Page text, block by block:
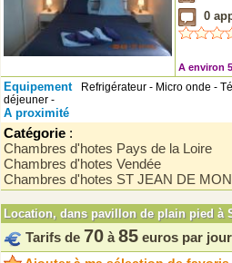
0
A environ
Equipement
Refrigérateur - Micro onde -
déjeuner -
A proximité
Catégorie :
Chambres d'hotes Pays de la Loire
Chambres d'hotes Vendée
Chambres d'hotes ST JEAN DE
Location, dans pavillon de plain pied à
Tarifs de 70 à 85 euros par jour